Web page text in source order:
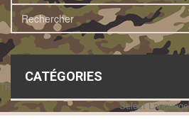
CATÉGORIES
TRANSLATE THIS PAGE
Select Language